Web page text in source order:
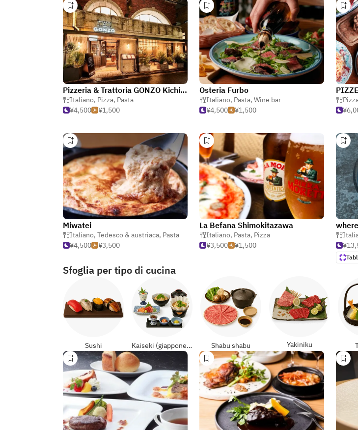
Pizzeria & Trattoria GONZO Kichijojiten
Italiano, Pizza, Pasta
¥4,500
¥1,500
Osteria Furbo
Italiano, Pasta, Wine bar
¥4,500
¥1,500
Miwatei
Italiano, Tedesco & austriaca, Pasta
¥4,500
¥3,500
La Befana Shimokitazawa
Italiano, Pasta, Pizza
¥3,500
¥1,500
where
Sfoglia per tipo di cucina
Sushi Kaiseki (giapponese formali) Shabu shabu Yakiniku